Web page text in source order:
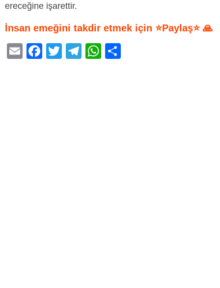
ereceğine işarettir.
İnsan emeğini takdir etmek için ⭐Paylaş⭐ 🙏
E
F
T
T
W